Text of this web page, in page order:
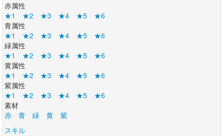
赤属性
★1
★2 ★3 ★4 ★5
★6
青属性
★1
★2 ★3 ★4 ★5
★6
緑属性
★1
★2 ★3 ★4 ★5
★6
黄属性
★1
★2 ★3 ★4 ★5
★6
紫属性
★1
★2 ★3 ★4 ★5
★6
素材
赤
青 緑 黄
紫
スキル